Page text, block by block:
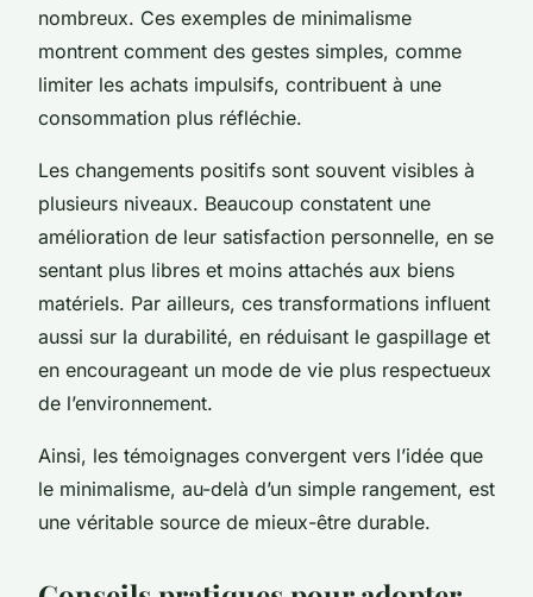
nombreux. Ces exemples de minimalisme
montrent comment des gestes simples, comme
limiter les achats impulsifs, contribuent à une
consommation plus réfléchie.
Les changements positifs sont souvent visibles à
plusieurs niveaux. Beaucoup constatent une
amélioration de leur satisfaction personnelle, en se
sentant plus libres et moins attachés aux biens
matériels. Par ailleurs, ces transformations influent
aussi sur la durabilité, en réduisant le gaspillage et
en encourageant un mode de vie plus respectueux
de l’environnement.
Ainsi, les témoignages convergent vers l’idée que
le minimalisme, au-delà d’un simple rangement, est
une véritable source de mieux-être durable.